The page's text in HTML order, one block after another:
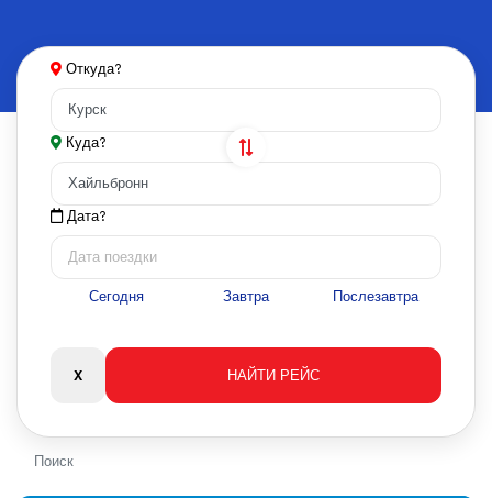
Откуда?
Куда?
Дата?
Сегодня Завтра Послезавтра
Поиск